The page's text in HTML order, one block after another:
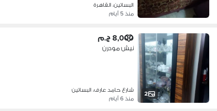
البساتين، القاهرة
منذ 5 أيام
2
8,000 ج.م
نيش مودرن
شارع حامد عارف، البساتين
منذ 6 أيام